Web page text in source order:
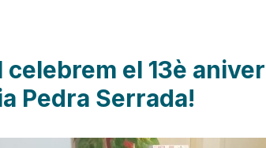
el 13è
Pedra Serrada!